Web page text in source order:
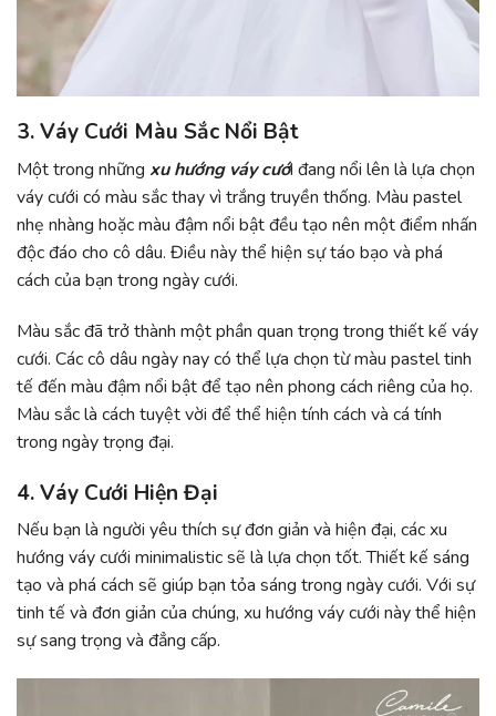
3. Váy Cưới Màu Sắc Nổi Bật
Một trong những xu hướng váy cưới đang nổi lên là lựa chọn
váy cưới có màu sắc thay vì trắng truyền thống. Màu pastel
nhẹ nhàng hoặc màu đậm nổi bật đều tạo nên một điểm nhấn
độc đáo cho cô dâu. Điều này thể hiện sự táo bạo và phá
cách của bạn trong ngày cưới.
Màu sắc đã trở thành một phần quan trọng trong thiết kế váy
cưới. Các cô dâu ngày nay có thể lựa chọn từ màu pastel tinh
tế đến màu đậm nổi bật để tạo nên phong cách riêng của họ.
Màu sắc là cách tuyệt vời để thể hiện tính cách và cá tính
trong ngày trọng đại.
4. Váy Cưới Hiện Đại
Nếu bạn là người yêu thích sự đơn giản và hiện đại, các xu
hướng váy cưới minimalistic sẽ là lựa chọn tốt. Thiết kế sáng
tạo và phá cách sẽ giúp bạn tỏa sáng trong ngày cưới. Với sự
tinh tế và đơn giản của chúng, xu hướng váy cưới này thể hiện
sự sang trọng và đẳng cấp.